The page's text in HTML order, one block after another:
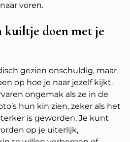
voren.
kuiltje doen met je
gezien onschuldig, maar
op hoe je naar jezelf kijkt.
ongemak als ze in de
hun kin zien, zeker als het
is geworden. Je kunt
op je uiterlijk,